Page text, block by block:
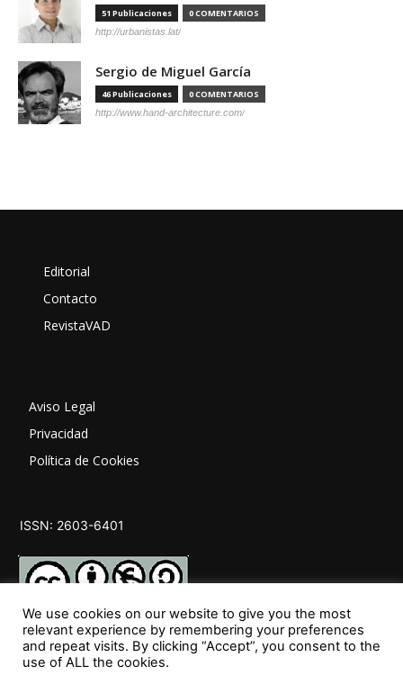
51 Publicaciones 0 COMENTARIOS
http://urbanistas.lat/
Sergio de Miguel García
46 Publicaciones 0 COMENTARIOS
http://www.hand-architecture.com/
Editorial
Contacto
RevistaVAD
Aviso Legal
Privacidad
Política de Cookies
ISSN: 2603-6401
SÍGUENOS
We use cookies on our website to give you the most
relevant experience by remembering your preferences
and repeat visits. By clicking “Accept”, you consent to the
use of ALL the cookies.